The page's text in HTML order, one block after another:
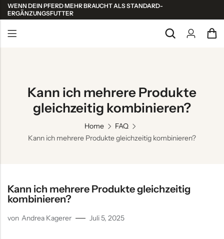
WENN DEIN PFERD MEHR BRAUCHT ALS STANDARD-
ERGÄNZUNGSFUTTER
Kann ich mehrere Produkte
gleichzeitig kombinieren?
Home
FAQ
Kann ich mehrere Produkte gleichzeitig kombinieren?
Kann ich mehrere Produkte gleichzeitig
kombinieren?
von Andrea Kagerer Juli 5, 2025
Alle ansehen
Shop Kollektionen
Bewegungsapparat
Nervensystem – Entspannung